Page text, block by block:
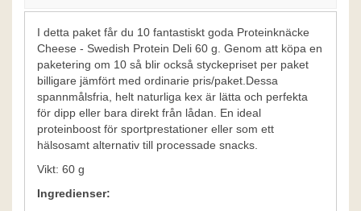
I detta paket får du 10 fantastiskt goda Proteinknäcke
Cheese - Swedish Protein Deli 60 g. Genom att köpa en
paketering om 10 så blir också styckepriset per paket
billigare jämfört med ordinarie pris/paket.Dessa
spannmålsfria, helt naturliga kex är lätta och perfekta
för dipp eller bara direkt från lådan. En ideal
proteinboost för sportprestationer eller som ett
hälsosamt alternativ till processade snacks.
Vikt: 60 g
Ingredienser: